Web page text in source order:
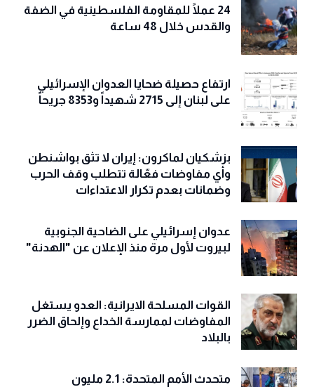
24 عملًا للمقاومة الفلسطينية في الضفة
والقدس خلال 48 ساعة
ارتفاع حصيلة ضحايا العدوان الإسرائيلي
على لبنان إلى 2715 شهيداً و8353 جريحاً
بزشكيان لماكرون: إيران لا تثق بواشنطن
وأي مفاوضات فعّالة تتطلب وقف الحرب
وضمانات بعدم تكرار الاعتداءات
عدوان إسرائيلي على الضاحية الجنوبية
لبيروت لأول مرة منذ الإعلان عن "الهدنة"
القوات المسلحة الايرانية: العدو يستغل
المفاوضات لممارسة الخداع وإلحاق الضرر
بالبلاد
متحدث الأمم المتحدة: 2.1 مليون